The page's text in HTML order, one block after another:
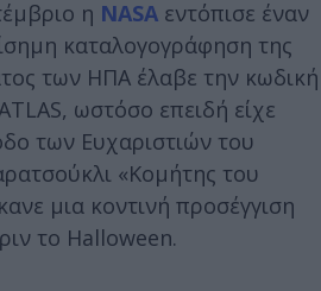
η NASA εντόπισε έναν
καταλογογράφηση της
των ΗΠΑ έλαβε την κωδική
ωστόσο επειδή είχε
των Ευχαριστιών του
«Κομήτης του
μια κοντινή προσέγγιση
το Halloween.